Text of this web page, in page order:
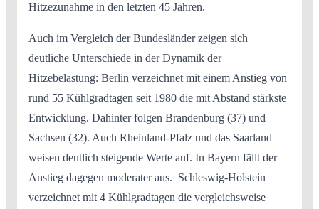
Hitzezunahme in den letzten 45 Jahren.
Auch im Vergleich der Bundesländer zeigen sich
deutliche Unterschiede in der Dynamik der
Hitzebelastung: Berlin verzeichnet mit einem Anstieg von
rund 55 Kühlgradtagen seit 1980 die mit Abstand stärkste
Entwicklung. Dahinter folgen Brandenburg (37) und
Sachsen (32). Auch Rheinland-Pfalz und das Saarland
weisen deutlich steigende Werte auf. In Bayern fällt der
Anstieg dagegen moderater aus. Schleswig-Holstein
verzeichnet mit 4 Kühlgradtagen die vergleichsweise